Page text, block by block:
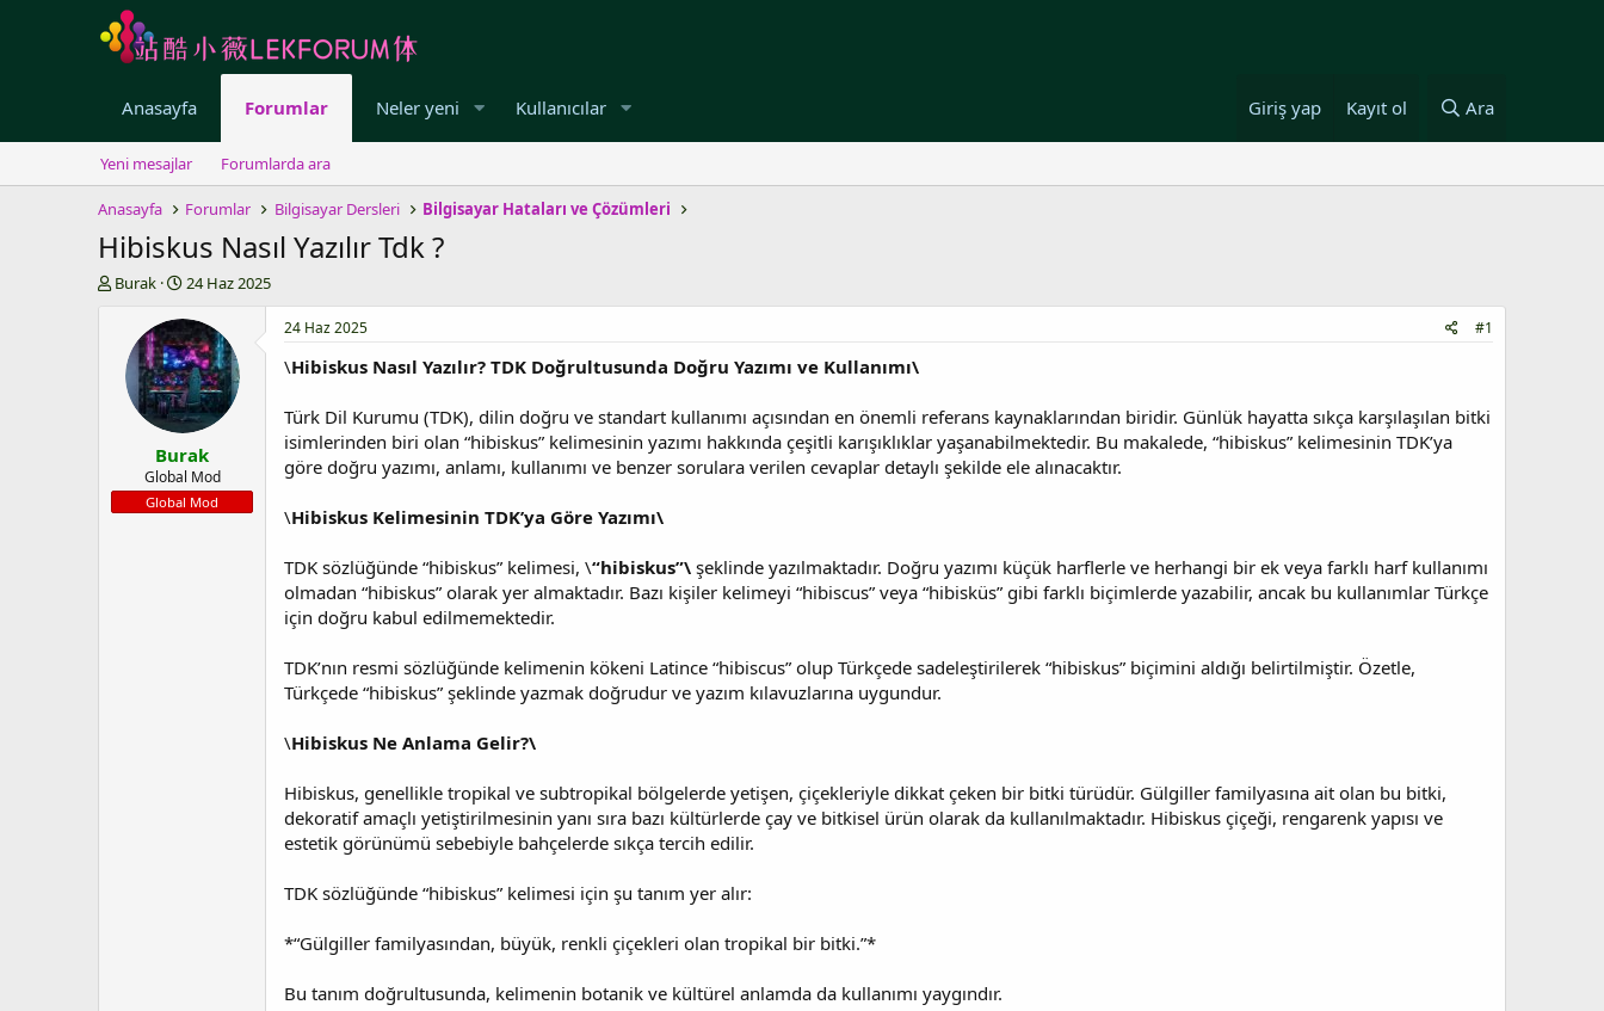
Anasayfa Forumlar Neler yeni Kullanıcılar Giriş yap Kayıt ol Ara
Yeni mesajlar Forumlarda ara
Anasayfa Forumlar Bilgisayar Dersleri Bilgisayar Hataları ve Çözümleri
Hibiskus Nasıl Yazılır Tdk ?
K
a
t
Burak
B
ş
l
a
n
g
ı
ç
t
a
r
24 Haz 2025
Burak
Global Mod
Global Mod
24 Haz 2025 #1
\Hibiskus Nasıl Yazılır? TDK Doğrultusunda Doğru Yazımı ve Kullanımı\
Türk Dil Kurumu (TDK), dilin doğru ve standart kullanımı açısından en önemli referans kaynaklarından biridir. Günlük hayatta sıkça karşılaşılan bitki
isimlerinden biri olan “hibiskus” kelimesinin yazımı hakkında çeşitli karışıklıklar yaşanabilmektedir. Bu makalede, “hibiskus” kelimesinin TDK’ya
göre doğru yazımı, anlamı, kullanımı ve benzer sorulara verilen cevaplar detaylı şekilde ele alınacaktır.
\Hibiskus Kelimesinin TDK’ya Göre Yazımı\
TDK sözlüğünde “hibiskus” kelimesi, \“hibiskus”\ şeklinde yazılmaktadır. Doğru yazımı küçük harflerle ve herhangi bir ek veya farklı harf kullanımı
olmadan “hibiskus” olarak yer almaktadır. Bazı kişiler kelimeyi “hibiscus” veya “hibisküs” gibi farklı biçimlerde yazabilir, ancak bu kullanımlar Türkçe
için doğru kabul edilmemektedir.
TDK’nın resmi sözlüğünde kelimenin kökeni Latince “hibiscus” olup Türkçede sadeleştirilerek “hibiskus” biçimini aldığı belirtilmiştir. Özetle,
Türkçede “hibiskus” şeklinde yazmak doğrudur ve yazım kılavuzlarına uygundur.
\Hibiskus Ne Anlama Gelir?\
Hibiskus, genellikle tropikal ve subtropikal bölgelerde yetişen, çiçekleriyle dikkat çeken bir bitki türüdür. Gülgiller familyasına ait olan bu bitki,
dekoratif amaçlı yetiştirilmesinin yanı sıra bazı kültürlerde çay ve bitkisel ürün olarak da kullanılmaktadır. Hibiskus çiçeği, rengarenk yapısı ve
estetik görünümü sebebiyle bahçelerde sıkça tercih edilir.
TDK sözlüğünde “hibiskus” kelimesi için şu tanım yer alır:
*“Gülgiller familyasından, büyük, renkli çiçekleri olan tropikal bir bitki.”*
Bu tanım doğrultusunda, kelimenin botanik ve kültürel anlamda da kullanımı yaygındır.